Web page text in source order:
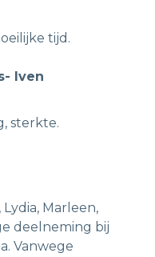
tijd.
Iven
sterkte.
Lydia, Marleen,
deelneming bij
Vanwege